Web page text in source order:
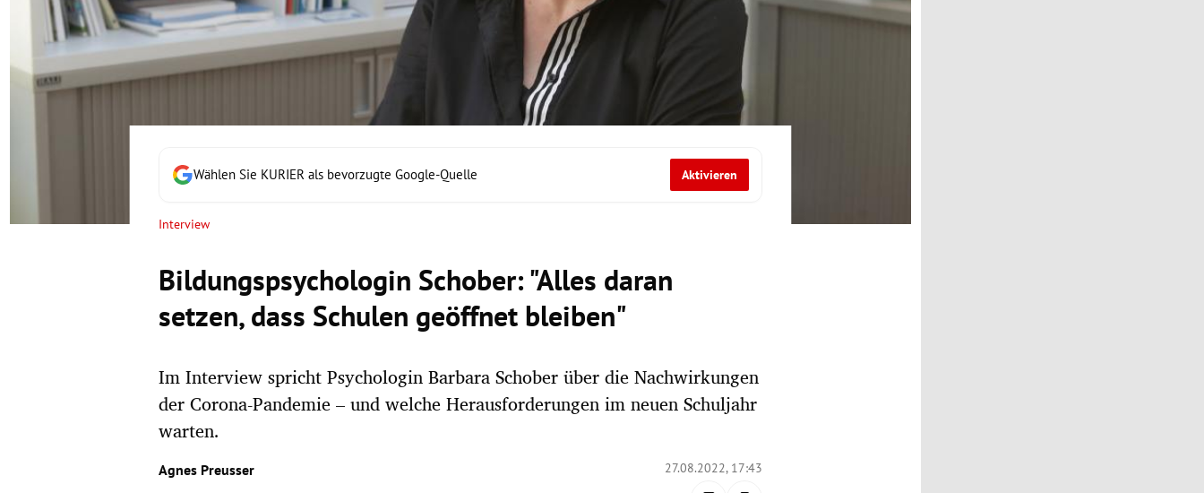
Untermenü
Untermenü
Wählen Sie KURIER als bevorzugte Google-Quelle Aktivieren
Interview
Bildungspsychologin Schober: "Alles daran
setzen, dass Schulen geöffnet bleiben"
Im Interview spricht Psychologin Barbara Schober über die Nachwirkungen
der Corona-Pandemie – und welche Herausforderungen im neuen Schuljahr
warten.
Agnes Preusser 27.08.2022, 17:43